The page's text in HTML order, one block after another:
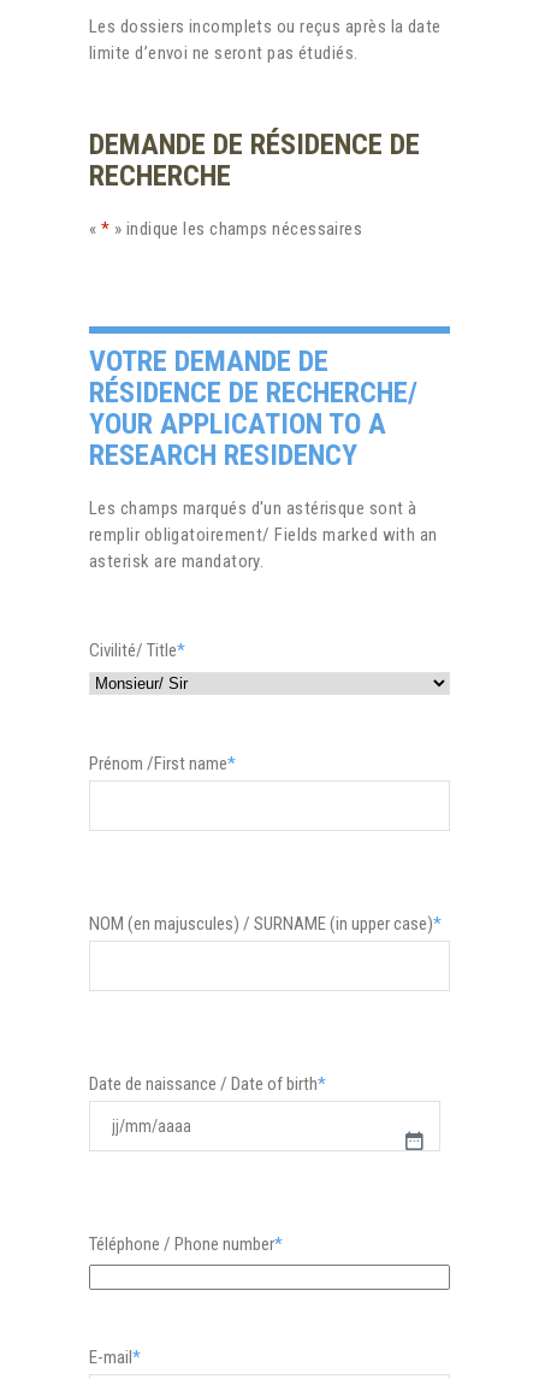
Les dossiers incomplets ou reçus après la date
limite d’envoi ne seront pas étudiés.
DEMANDE DE RÉSIDENCE DE
RECHERCHE
« * » indique les champs nécessaires
VOTRE DEMANDE DE
RÉSIDENCE DE RECHERCHE/
YOUR APPLICATION TO A
RESEARCH RESIDENCY
Les champs marqués d'un astérisque sont à
remplir obligatoirement/ Fields marked with an
asterisk are mandatory.
Civilité/ Title*
Prénom /First name*
NOM (en majuscules) / SURNAME (in upper case)*
Date de naissance / Date of birth*
JJ
slash
AAAA
Téléphone / Phone number*
E-mail*